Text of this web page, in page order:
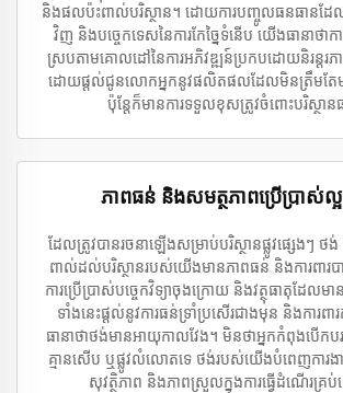
និងផលប៉ះពាល់បរិស្ថាន។ ដោយការបញ្ចូលធនធានដែ
វិញ និងបច្ចេកទេសនៃការកែច្នៃទំនើប យើងធានាថ
ស្របតាមគោលដៅនៃការអភិវឌ្ឍន៍ប្រកបដោយនិរន្ត
ដោយផ្តល់ជូនលោកអ្នកនូវផលិតផលដែលមិនត្រឹមតែម
ប៉ុន្តែក៏មានការទទួលខុសត្រូវចំពោះបរិស្ថាន
ភាពធន់ និងសមត្ថភាពប្រើប្រាស់ល្
ដែលត្រូវបានរចនាឡើងសម្រាប់បរិស្ថានផ្លូវផ្សេងៗ
ពាល់ដល់បរិស្ថានរបស់យើងមានភាពធន់ និងការពារប
ការប្រើប្រាស់បច្ចេកវិទ្យាចុងក្រោយ និងវត្ថុធាតុដែល
ទាំងនេះផ្តល់នូវការធន់ទ្រាំប្រសើរជាងមុន និងការព
ធានាថាថង់មានអាយុកាលវែង។ មិនថាអ្នកកំពុងបើកបរ
គ្មានសើប ឬផ្លូវលំលោតទេ ថង់របស់យើងបំពេញការង
សុវត្ថិភាព និងភាពស្រួលក្នុងការធ្វើដំណើរគ្រ